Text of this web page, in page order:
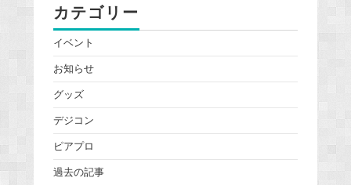
カテゴリー
イベント
お知らせ
グッズ
デジコン
ピアプロ
過去の記事